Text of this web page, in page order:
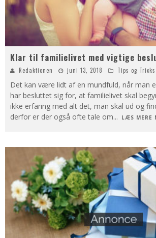
Klar til familielivet med vigtige
Redaktionen juni 13, 2018 Tips og Tricks
Det kan være lidt af en mundfuld, når man
har besluttet sig for, at familielivet skal
ikke erfaring med alt det, man skal ud og
derfor er der også ofte tale om... LÆS MERE